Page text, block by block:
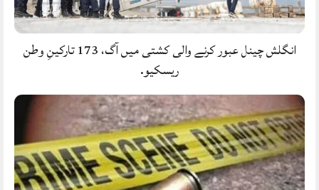
انگلش چینل عبور کرنے والی کشتی میں آگ، 173 تارکینِ وطن
ریسکیو.